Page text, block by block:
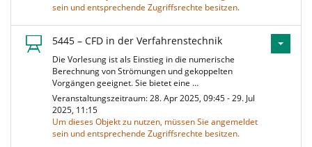
sein und entsprechende Zugriffsrechte besitzen.
5445 – CFD in der Verfahrenstechnik
Die Vorlesung ist als Einstieg in die numerische
Berechnung von Strömungen und gekoppelten
Vorgängen geeignet. Sie bietet eine …
Veranstaltungszeitraum: 28. Apr 2025, 09:45 - 29. Jul
2025, 11:15
Um dieses Objekt zu nutzen, müssen Sie angemeldet
sein und entsprechende Zugriffsrechte besitzen.